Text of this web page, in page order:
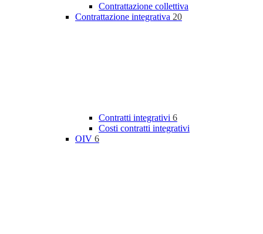
Contrattazione collettiva
Contrattazione integrativa 20
Contratti integrativi 6
Costi contratti integrativi
OIV 6